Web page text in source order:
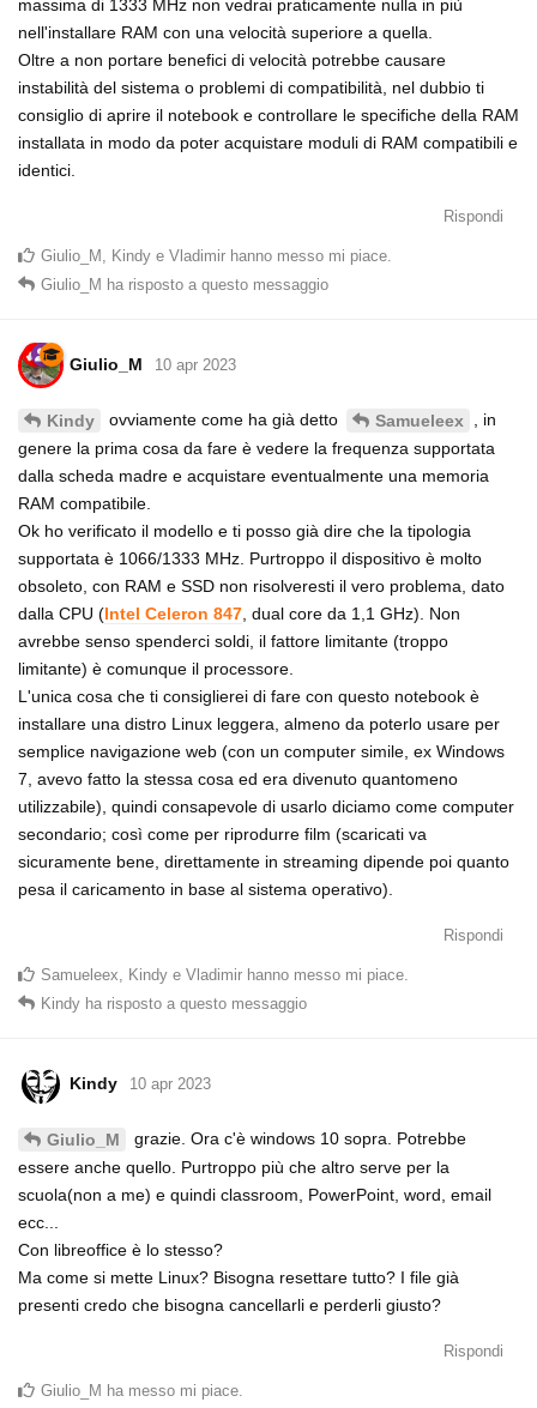
massima di 1333 MHz non vedrai praticamente nulla in più
nell'installare RAM con una velocità superiore a quella.
Oltre a non portare benefici di velocità potrebbe causare
instabilità del sistema o problemi di compatibilità, nel dubbio ti
consiglio di aprire il notebook e controllare le specifiche della RAM
installata in modo da poter acquistare moduli di RAM compatibili e
identici.
Rispondi
Giulio_M , Kindy e Vladimir hanno messo mi piace.
Giulio_M ha risposto a questo messaggio
Giulio_M 10 apr 2023
Kindy ovviamente come ha già detto Samueleex
, in
genere la prima cosa da fare è vedere la frequenza supportata
dalla scheda madre e acquistare eventualmente una memoria
RAM compatibile.
Ok ho verificato il modello e ti posso già dire che la tipologia
supportata è 1066/1333 MHz. Purtroppo il dispositivo è molto
obsoleto, con RAM e SSD non risolveresti il vero problema, dato
dalla CPU (Intel Celeron 847 , dual core da 1,1 GHz). Non
avrebbe senso spenderci soldi, il fattore limitante (troppo
limitante) è comunque il processore.
L'unica cosa che ti consiglierei di fare con questo notebook è
installare una distro Linux leggera, almeno da poterlo usare per
semplice navigazione web (con un computer simile, ex Windows
7, avevo fatto la stessa cosa ed era divenuto quantomeno
utilizzabile), quindi consapevole di usarlo diciamo come computer
secondario; così come per riprodurre film (scaricati va
sicuramente bene, direttamente in streaming dipende poi quanto
pesa il caricamento in base al sistema operativo).
Rispondi
Samueleex, Kindy e Vladimir hanno messo mi piace.
Kindy ha risposto a questo messaggio
Kindy 10 apr 2023
Giulio_M
grazie. Ora c'è windows 10 sopra. Potrebbe
essere anche quello. Purtroppo più che altro serve per la
scuola(non a me) e quindi classroom, PowerPoint, word, email
ecc...
Con libreoffice è lo stesso?
Ma come si mette Linux? Bisogna resettare tutto? I file già
presenti credo che bisogna cancellarli e perderli giusto?
Rispondi
Giulio_M ha messo mi piace